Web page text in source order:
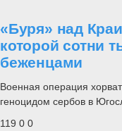
«Буря» над
которой сотни
беженцами
Военная операция
геноцидом сербов в
119 0 0